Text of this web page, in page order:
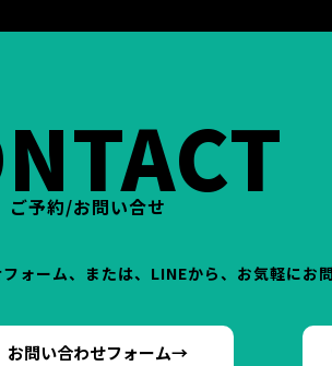
ご予約/お問い合せ
ォーム、または、LINEから、お気軽にお
お問い合わせフォーム→